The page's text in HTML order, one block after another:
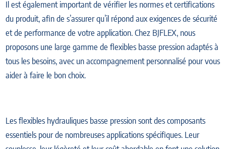
Il est également important de vérifier les normes et certifications
du produit, afin de s’assurer qu’il répond aux exigences de sécurité
et de performance de votre application. Chez BJFLEX, nous
proposons une large gamme de flexibles basse pression adaptés à
tous les besoins, avec un accompagnement personnalisé pour vous
aider à faire le bon choix.
Les flexibles hydrauliques basse pression sont des composants
essentiels pour de nombreuses applications spécifiques. Leur